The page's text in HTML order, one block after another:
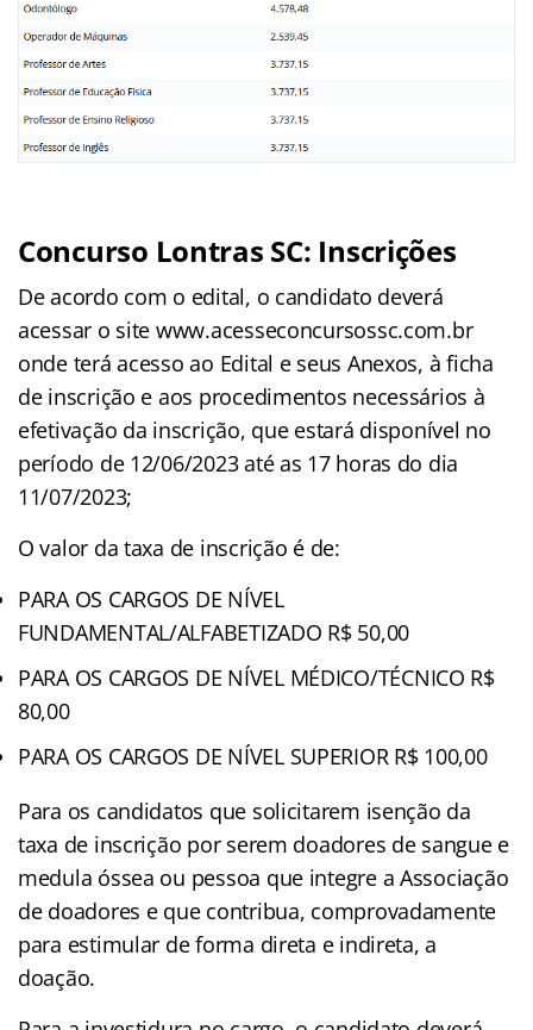
Concurso Lontras SC: Inscrições
De acordo com o edital, o candidato deverá
acessar o site www.acesseconcursossc.com.br
onde terá acesso ao Edital e seus Anexos, à ficha
de inscrição e aos procedimentos necessários à
efetivação da inscrição, que estará disponível no
período de 12/06/2023 até as 17 horas do dia
11/07/2023;
O valor da taxa de inscrição é de:
PARA OS CARGOS DE NÍVEL
FUNDAMENTAL/ALFABETIZADO R$ 50,00
PARA OS CARGOS DE NÍVEL MÉDICO/TÉCNICO R$
80,00
PARA OS CARGOS DE NÍVEL SUPERIOR R$ 100,00
Para os candidatos que solicitarem isenção da
taxa de inscrição por serem doadores de sangue e
medula óssea ou pessoa que integre a Associação
de doadores e que contribua, comprovadamente
para estimular de forma direta e indireta, a
doação.